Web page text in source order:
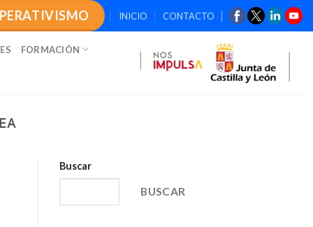
INICIO CONTACTO
FORMACIÓN
Buscar
BUSCAR